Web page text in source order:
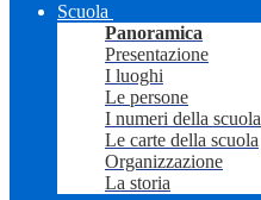
Scuola
Panoramica
Presentazione
I luoghi
Le persone
I numeri della scuola
Le carte della scuola
Organizzazione
La storia